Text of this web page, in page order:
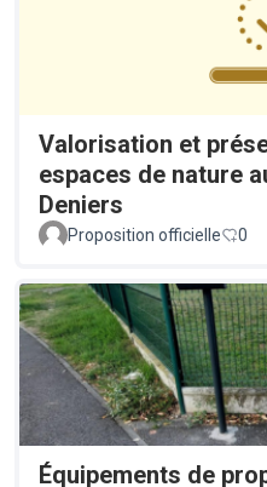
Valorisation et
espaces de nature
Deniers
Proposition officielle 0
Équipements de